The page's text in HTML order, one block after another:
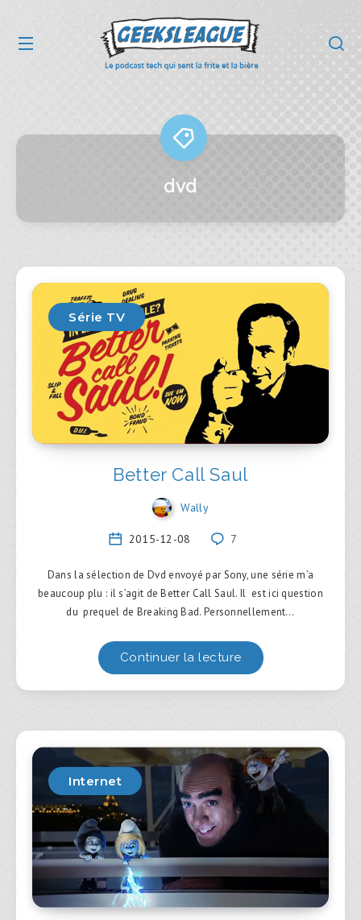
dvd
Série TV
Better Call Saul
Wally
2015-12-08 7
Dans la sélection de Dvd envoyé par Sony, une série m’a
beaucoup plu : il s’agit de Better Call Saul. Il est ici question
du prequel de Breaking Bad. Personnellement…
Continuer la lecture
Internet